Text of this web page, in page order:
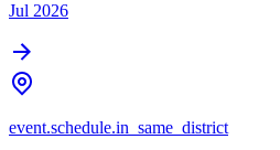
Jul 2026
event.schedule.in_same_district